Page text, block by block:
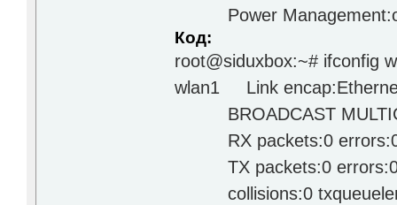
Power
Код:
root@siduxbox:~# ifconfig
wlan1 Link
BROADCAST
RX packets:0 errors:0
TX packets:0 errors:0
collisions:0